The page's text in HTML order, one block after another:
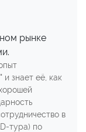
рынке
и знает её, как
в
тура) по